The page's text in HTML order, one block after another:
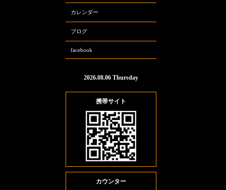
カレンダー
ブログ
facebook
2026.08.06 Thursday
携帯サイト
カウンター